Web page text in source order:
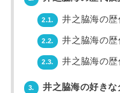
2.1. 井之脇海の歴
2.2. 井之脇海の歴
2.3. 井之脇海の歴
3. 井之脇海の好きな